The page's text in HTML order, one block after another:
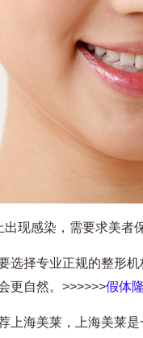
感染，需要求美者
择专业正规的整形机
更自然。>>>>>>假体
海美莱，上海美莱是